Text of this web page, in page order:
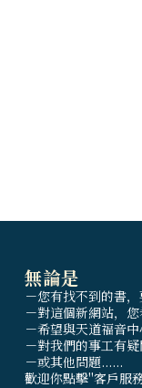
無論是
－您有找不到的書
－對這個新網站，
－希望與天道福音
－對我們的事工有
－或其他問題......
歡迎你點擊"客戶服